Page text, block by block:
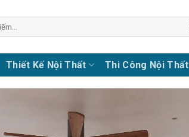
Thiết Kế Nội Thất Thi Công Nội Thất